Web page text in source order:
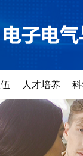
人才培养